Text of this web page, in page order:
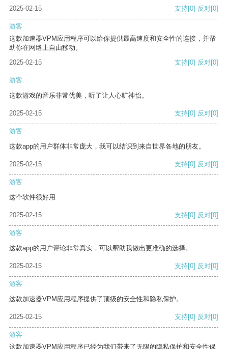
2025-02-15
支持[0] 反对[0]
游客
这款加速器VPM应用程序可以给你提供最高速度和安全性的连接，并帮
助你在网络上自由移动。
2025-02-15
支持[0] 反对[0]
游客
这款游戏的音乐非常优美，听了让人心旷神怡。
2025-02-15 支持[0] 反对[0]
游客
这款app的用户群体非常庞大，我可以结识到来自世界各地的朋友。
2025-02-15 支持[0] 反对[0]
游客
这个软件很好用
2025-02-15 支持[0] 反对[0]
游客
这款app的用户评论非常真实，可以帮助我做出更准确的选择。
2025-02-15 支持[0] 反对[0]
游客
这款加速器VPM应用程序提供了顶级的安全性和隐私保护。
2025-02-15 支持[0] 反对[0]
游客
这款加速器VPM应用程序已经为我们带来了无限的隐私保护和安全性保